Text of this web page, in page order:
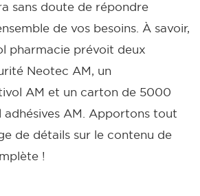
sans doute de répondre
de vos besoins. À savoir,
pharmacie prévoit deux
Neotec AM, un
AM et un carton de 5000
AM. Apportons tout
de détails sur le contenu de
!